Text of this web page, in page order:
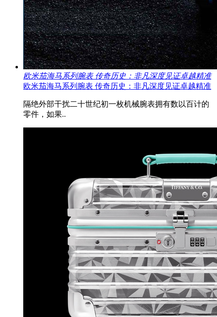
欧米茄海马系列腕表 传奇历史：非凡深度见证卓越精准
欧米茄海马系列腕表 传奇历史：非凡深度见证卓越精准
隔绝外部干扰二十世纪初一枚机械腕表拥有数以百计的
零件，如果..